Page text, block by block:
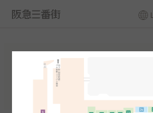
フロアガイド